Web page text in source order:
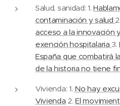
Salud, sanidad: 1.
contaminación y salud 2.
acceso a la innovación
exención hospitalaria 3.
España que combatirá
de la historia no tiene
Vivienda: 1. No hay
Vivienda 2.El